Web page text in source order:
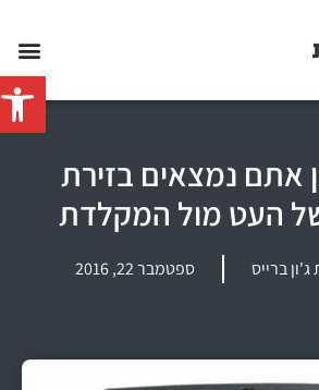
פתח
אתם נמצאים בזירת
העט מול המקלדת
ברייס ספטמבר 22, 2016